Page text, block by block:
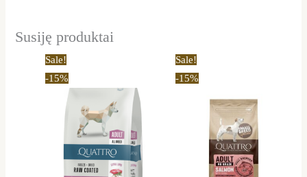
Susiję produktai
Sale!
-15%
through
44,19 €
multiple
variants.
The
options
Sale!
-15%
44,19 €
has
multiple
variants.
The
options